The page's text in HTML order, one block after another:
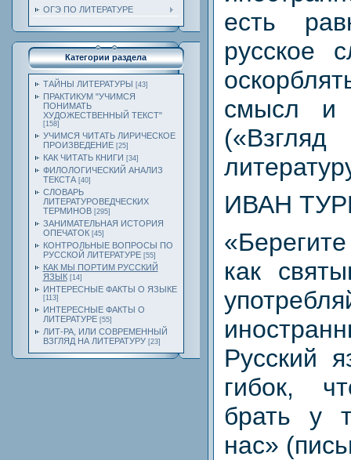
ОГЭ ПО ЛИТЕРАТУРЕ
Категории раздела
ТАЙНЫ ЛИТЕРАТУРЫ [43]
ПРАКТИКУМ "УЧИМСЯ
ПОНИМАТЬ
ХУДОЖЕСТВЕННЫЙ ТЕКСТ"
[158]
УЧИМСЯ ЧИТАТЬ ЛИРИЧЕСКОЕ
ПРОИЗВЕДЕНИЕ [25]
КАК ЧИТАТЬ КНИГИ [34]
ФИЛОЛОГИЧЕСКИЙ АНАЛИЗ
ТЕКСТА [40]
СЛОВАРЬ
ЛИТЕРАТУРОВЕДЧЕСКИХ
ТЕРМИНОВ [295]
ЗАНИМАТЕЛЬНАЯ ИСТОРИЯ
ОПЕЧАТОК [45]
КОНТРОЛЬНЫЕ ВОПРОСЫ ПО
РУССКОЙ ЛИТЕРАТУРЕ [55]
КАК МЫ ПОРТИМ РУССКИЙ
ЯЗЫК [14]
ИНТЕРЕСНЫЕ ФАКТЫ О ЯЗЫКЕ
[113]
ИНТЕРЕСНЫЕ ФАКТЫ О
ЛИТЕРАТУРЕ [55]
ЛИТ-РА, ИЛИ СОВРЕМЕННЫЙ
ВЗГЛЯД НА ЛИТЕРАТУРУ [23]
есть
русское
смысл и
ИВАН
как
Русский
гибок,
брать у
нас»